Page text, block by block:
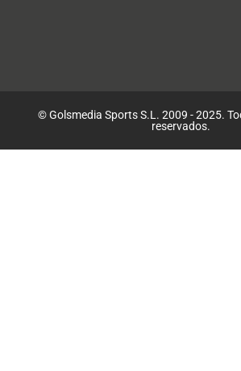
© Golsmedia Sports S.L. 2009 - 2025.
reservados.